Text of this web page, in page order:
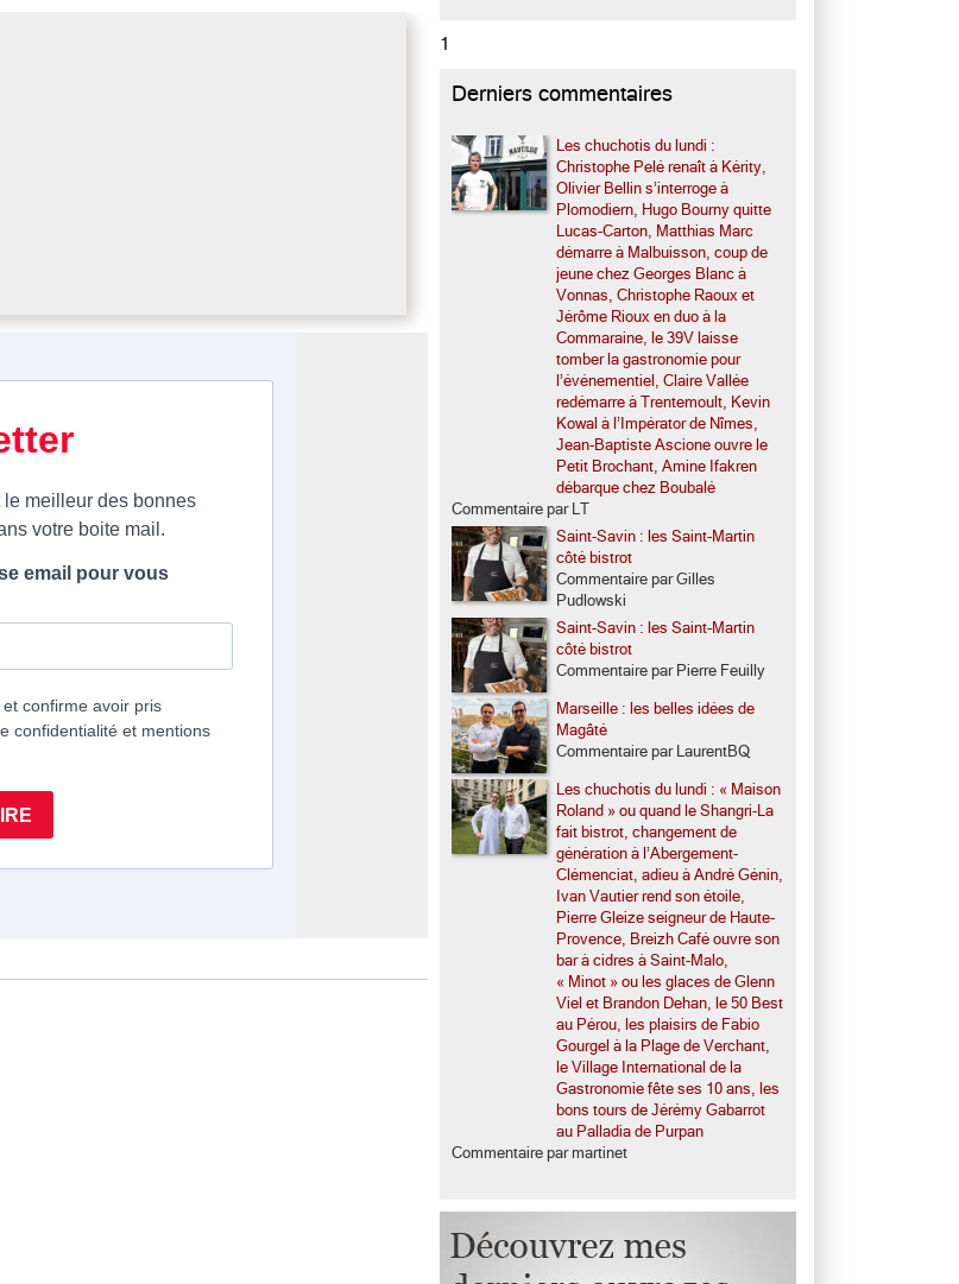
1
Derniers commentaires
Les chuchotis du lundi :
Christophe Pelé renaît à Kérity,
Olivier Bellin s’interroge à
Plomodiern, Hugo Bourny quitte
Lucas-Carton, Matthias Marc
démarre à Malbuisson, coup de
jeune chez Georges Blanc à
Vonnas, Christophe Raoux et
Jérôme Rioux en duo à la
Commaraine, le 39V laisse
tomber la gastronomie pour
l’événementiel, Claire Vallée
redémarre à Trentemoult, Kevin
Kowal à l’Impérator de Nîmes,
Jean-Baptiste Ascione ouvre le
Petit Brochant, Amine Ifakren
débarque chez Boubalé
Commentaire par LT
Saint-Savin : les Saint-Martin
côté bistrot
Commentaire par Gilles
Pudlowski
Saint-Savin : les Saint-Martin
côté bistrot
Commentaire par Pierre Feuilly
Marseille : les belles idées de
Magâté
Commentaire par LaurentBQ
Les chuchotis du lundi : « Maison
Roland » ou quand le Shangri-La
fait bistrot, changement de
génération à l’Abergement-
Clémenciat, adieu à André Génin,
Ivan Vautier rend son étoile,
Pierre Gleize seigneur de Haute-
Provence, Breizh Café ouvre son
bar à cidres à Saint-Malo,
« Minot » ou les glaces de Glenn
Viel et Brandon Dehan, le 50 Best
au Pérou, les plaisirs de Fabio
Gourgel à la Plage de Verchant,
le Village International de la
Gastronomie fête ses 10 ans, les
bons tours de Jérémy Gabarrot
au Palladia de Purpan
Commentaire par martinet